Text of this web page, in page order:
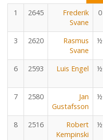
1
2645
Frederik
Svane
0
3 2620
Rasmus
Svane
½
6 2593 Luis Engel ½
7 2580
Jan
Gustafsson
½
8 2516
Robert
Kempinski
½